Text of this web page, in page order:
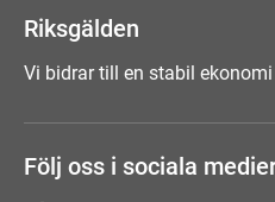
Riksgälden
Vi bidrar till en stabil ekonomi
Följ oss i sociala